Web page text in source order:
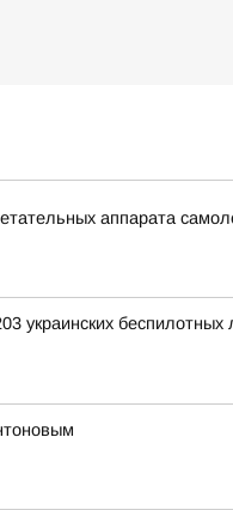
аппарата
украинских беспилотных